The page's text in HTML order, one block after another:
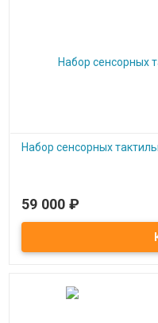
Набор сенсорных
Под заказ
Набор сенсорных
59 000 ₽